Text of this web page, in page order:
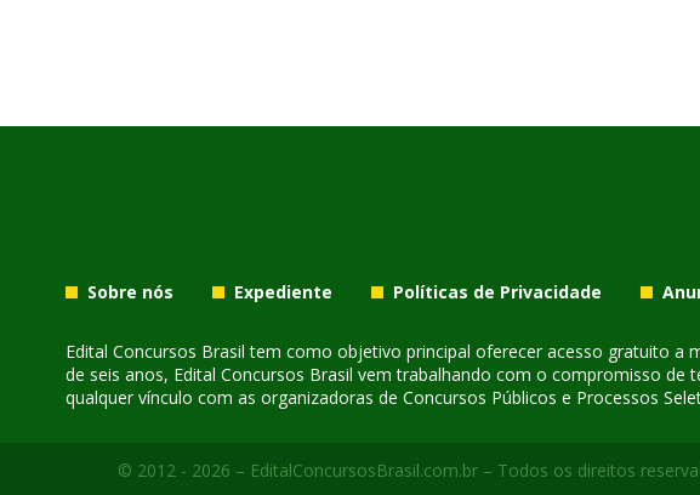
Sobre nós Expediente Políticas de Privacidade
Edital Concursos Brasil tem como objetivo principal oferecer acesso gratuito
de seis anos, Edital Concursos Brasil vem trabalhando com o compromisso
qualquer vínculo com as organizadoras de Concursos Públicos e Processos
© 2012 - 2026 – EditalConcursosBrasil.com.br – Todos os direitos